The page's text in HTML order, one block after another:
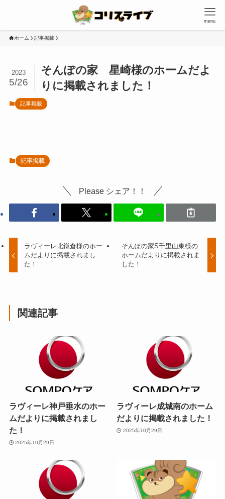
menu
ホーム 記事掲載
そんぽの家 星崎様のホームだよ
りに掲載されました！
2023
5/26
記事掲載
記事掲載
Please シェア！！
ラヴィーレ北鎌倉様のホー
ムだよりに掲載されまし
た！
そんぽの家S千里山東様の
ホームだよりに掲載されま
した！
関連記事
ラヴィーレ神戸垂水のホー
ムだよりに掲載されまし
た！
2025年10月29日
ラヴィーレ成城南のホーム
だよりに掲載されました！
2025年10月29日